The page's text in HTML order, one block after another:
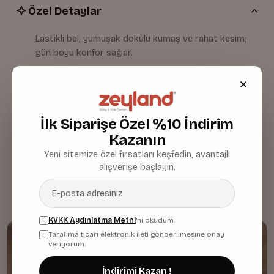
Özel Detaylar
Lastikli bel, yumuşak dokulu kumaş ve rahat kesim;
gün boyu konfor sağlar.
Kumaş & Malzeme
Bakım & Temizlik
İlk Siparişe Özel %10 İndirim
Kazanın
Yeni sitemize özel fırsatları keşfedin, avantajlı
alışverişe başlayın.
KVKK Aydınlatma Metni'ni okudum.
Tarafıma ticari elektronik ileti gönderilmesine onay
veriyorum.
İndirimi Kazan !